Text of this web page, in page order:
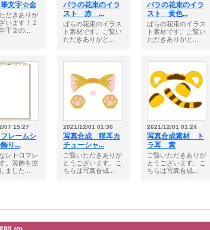
筆文字☆金
だきありが
います！２
干支の...
バラの花束のイラ
スト 赤 ...
ばらの花束のイラス
ト素材です。ご覧い
ただきありがと...
バラの花束のイラ
スト 黄色...
ばらの花束のイラス
ト素材です。ご覧い
ただきありがと...
07 15:27
レームシ
り...
レトロフレ
。装飾を控
ました...
2021/12/01 01:30
写真合成 猫耳カ
チューシャ...
ご覧いただきありが
とうございます。こ
ちらは写真合成...
2021/12/01 01:24
写真合成素材 ト
ラ耳 寅
ご覧いただきありが
とうございます。こ
ちらは写真合成...